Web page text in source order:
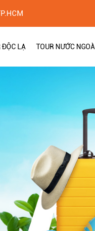
ĐỘC LẠ TOUR NƯỚC NGOÀI